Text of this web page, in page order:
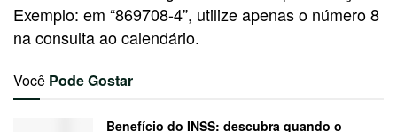
Exemplo: em “869708-4”, utilize apenas o número 8
na consulta ao calendário.
Você Pode Gostar
Benefício do INSS: descubra quando o